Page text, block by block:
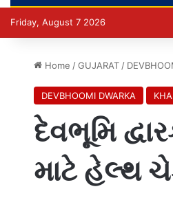
Friday, August 7 2026
Home / GUJARAT /
DEVBHOOMI DWARKA
દેવભૂમિ
માટે હેલ્થ